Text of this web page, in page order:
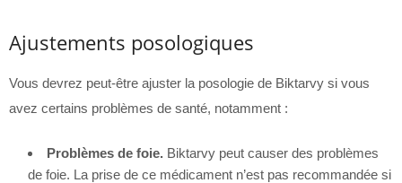
Ajustements posologiques
Vous devrez peut-être ajuster la posologie de Biktarvy si vous
avez certains problèmes de santé, notamment :
Problèmes de foie. Biktarvy peut causer des problèmes
de foie. La prise de ce médicament n’est pas recommandée si